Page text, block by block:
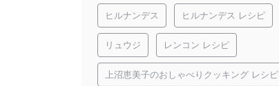
ヒルナンデス ヒルナンデス レシピ
リュウジ レンコン レシピ
上沼恵美子のおしゃべりクッキング レシピ